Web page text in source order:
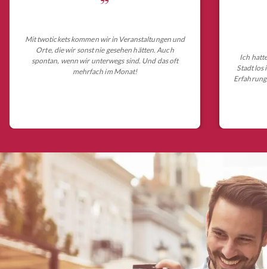
Mit twotickets kommen wir in Veranstaltungen und
Orte, die wir sonst nie gesehen hätten. Auch
spontan, wenn wir unterwegs sind. Und das oft
mehrfach im Monat!
Ich
Stadt los